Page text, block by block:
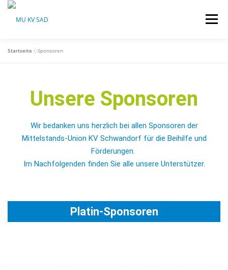
Menü
VERANSTALTUNGEN SPONSOREN
NEWSLETTER RECHTLICHES
Startseite »Sponsoren
Unsere Sponsoren
Wir bedanken uns herzlich bei allen Sponsoren der
Mittelstands-Union KV Schwandorf für die Beihilfe und
Förderungen.
Im Nachfolgenden finden Sie alle unsere Unterstützer.
Platin-Sponsoren